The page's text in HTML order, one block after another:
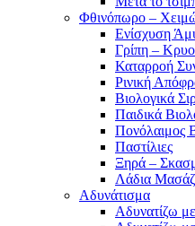
Φθινόπωρο –
Ενίσχυση
Γρίπη –
Καταρροή
Ρινική
Βιολογικά
Παιδικά
Πονόλαιμος
Παστίλιες
Ξηρά –
Λάδια Μασάζ
Αδυνάτισμα
Αδυνατίζω